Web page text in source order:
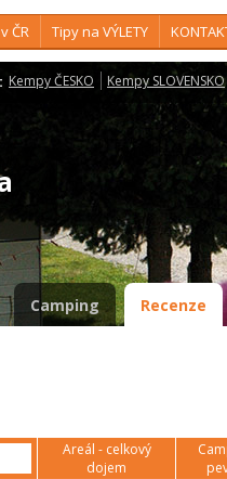
ČR Tipy na VÝLETY
Kempy ČESKO Kempy SLOVENSKO
Camping Recenze
Areál - celkový
dojem